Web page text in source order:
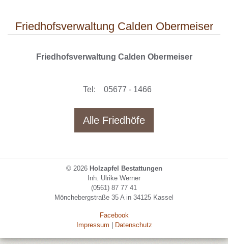
Friedhofsverwaltung Calden Obermeiser
Friedhofsverwaltung Calden Obermeiser
Tel: 05677 - 1466
Alle Friedhöfe
© 2026 Holzapfel Bestattungen
Inh. Ulrike Werner
(0561) 87 77 41
Mönchebergstraße 35 A in 34125 Kassel
Facebook
Impressum | Datenschutz